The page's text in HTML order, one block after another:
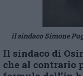
il sindaco Simone
Il sindaco di
che al contrario